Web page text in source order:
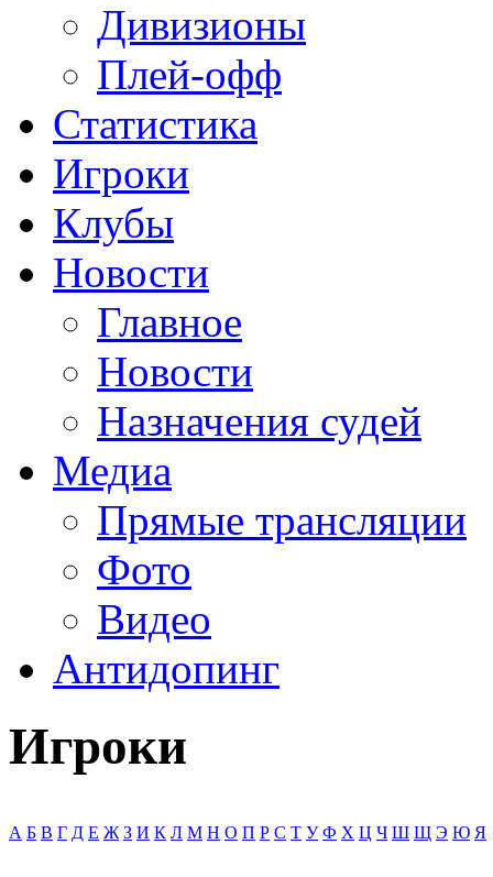
Дивизионы
Плей-офф
Статистика
Игроки
Клубы
Новости
Главное
Новости
Назначения судей
Медиа
Прямые трансляции
Фото
Видео
Антидопинг
Игроки
А Б В Г Д Е Ж З И К Л М Н О П Р С Т У Ф Х Ц Ч Ш Щ Э Ю Я